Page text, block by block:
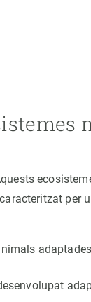
per
T’oferim formació